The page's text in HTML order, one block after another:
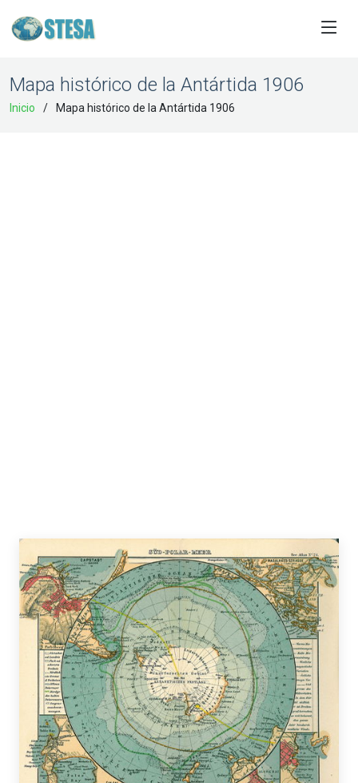
Mapa histórico de la Antártida 1906
Inicio Mapa histórico de la Antártida 1906